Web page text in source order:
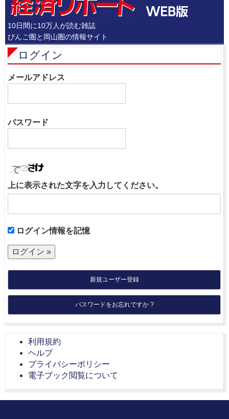
10日間に10万人が読む雑誌
びんご圏と岡山圏の情報サイト
ログイン
メールアドレス
パスワード
上に表示された文字を入力してください。
ログイン情報を記憶
新規ユーザー登録
パスワードをお忘れですか ?
利用規約
ヘルプ
プライバシーポリシー
電子ブック閲覧について